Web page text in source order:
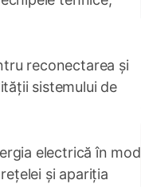
reconectarea și
sistemului de
electrică în mod
și apariția